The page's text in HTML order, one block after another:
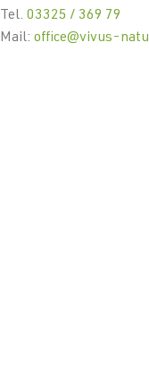
Tel. 03325 / 369 79
Mail: office@vivus-